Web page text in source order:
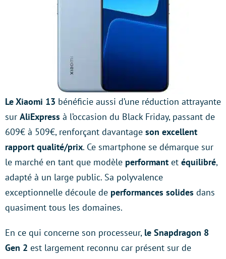
Le Xiaomi 13 bénéficie aussi d’une réduction attrayante
sur AliExpress à l’occasion du Black Friday, passant de
609€ à 509€, renforçant davantage son excellent
rapport qualité/prix. Ce smartphone se démarque sur
le marché en tant que modèle performant et équilibré,
adapté à un large public. Sa polyvalence
exceptionnelle découle de performances solides dans
quasiment tous les domaines.
En ce qui concerne son processeur, le Snapdragon 8
Gen 2 est largement reconnu car présent sur de